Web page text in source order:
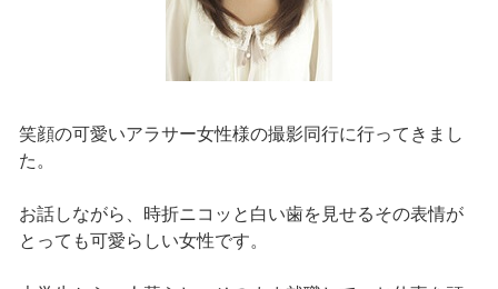
笑顔の可愛いアラサー女性様の撮影同行に行ってきまし
た。
お話しながら、時折ニコッと白い歯を見せるその表情が
とっても可愛らしい女性です。